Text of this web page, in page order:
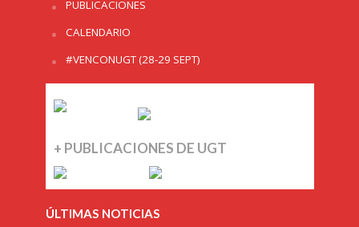
PUBLICACIONES
CALENDARIO
#VENCONUGT (28-29 SEPT)
+ PUBLICACIONES DE UGT
ÚLTIMAS NOTICIAS